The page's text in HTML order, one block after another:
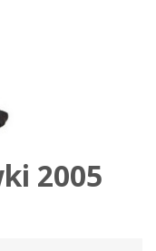
2005